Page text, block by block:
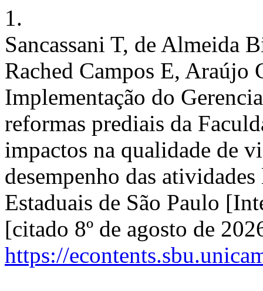
1.
Sancassani T, de Almeida
Rached Campos E, Araújo
Implementação do
reformas prediais da
impactos na qualidade de
desempenho das
Estaduais de São Paulo
[citado 8º de agosto de
https://